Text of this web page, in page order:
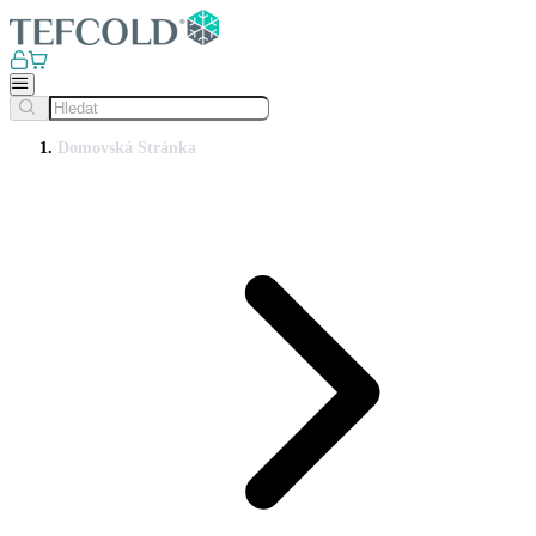
Domovská Stránka